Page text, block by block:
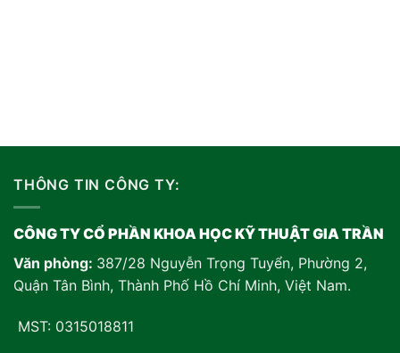
THÔNG TIN CÔNG TY:
CÔNG TY CỔ PHẦN KHOA HỌC KỸ THUẬT GIA TRẦN
Văn phòng: 387/28 Nguyễn Trọng Tuyển, Phường 2,
Quận Tân Bình, Thành Phố Hồ Chí Minh, Việt Nam.
MST: 0315018811